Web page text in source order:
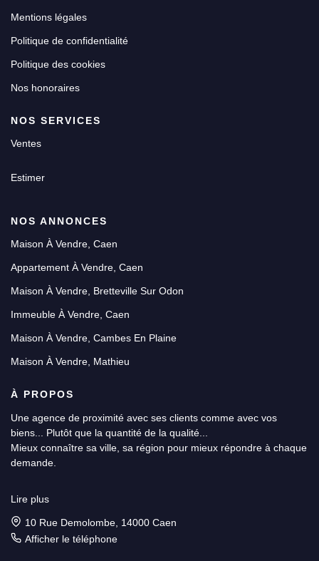
Mentions légales
Politique de confidentialité
Politique des cookies
Nos honoraires
NOS SERVICES
Ventes
Estimer
NOS ANNONCES
Maison À Vendre, Caen
Appartement À Vendre, Caen
Maison À Vendre, Bretteville Sur Odon
Immeuble À Vendre, Caen
Maison À Vendre, Cambes En Plaine
Maison À Vendre, Mathieu
À PROPOS
Une agence de proximité avec ses clients comme avec vos
biens... Plutôt que la quantité de la qualité...
Mieux connaître sa ville, sa région pour mieux répondre à chaque
demande.
projet.
Un client est unique, un bien aussi.
Lire plus
10 Rue Demolombe, 14000 Caen
Afficher le téléphone